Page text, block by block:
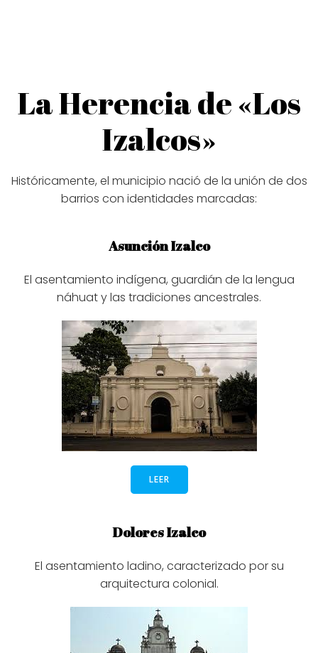
La Herencia de «Los
Izalcos»
Históricamente, el municipio nació de la unión de dos
barrios con identidades marcadas:
Asunción Izalco
El asentamiento indígena, guardián de la lengua
náhuat y las tradiciones ancestrales.
LEER
Dolores Izalco
El asentamiento ladino, caracterizado por su
arquitectura colonial.